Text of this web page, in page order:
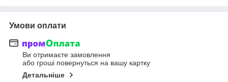
Умови оплати
Ви отримаєте замовлення
або гроші повернуться на вашу картку
Детальніше